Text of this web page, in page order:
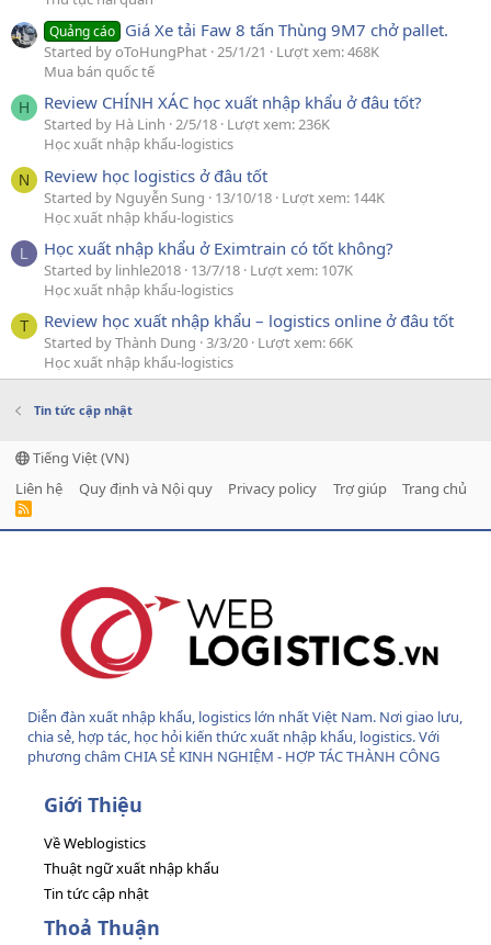
Quảng cáo Giá Xe tải Faw 8 tấn Thùng 9M7 chở pallet.
Started by oToHungPhat 25/1/21
Lượt xem: 468K
Mua bán quốc tế
H Review CHÍNH XÁC học xuất nhập khẩu ở đâu tốt?
Started by Hà Linh 2/5/18 Lượt xem: 236K
Học xuất nhập khẩu-logistics
N Review học logistics ở đâu tốt
Started by Nguyễn Sung 13/10/18 Lượt xem: 144K
Học xuất nhập khẩu-logistics
L Học xuất nhập khẩu ở Eximtrain có tốt không?
Started by linhle2018 13/7/18 Lượt xem: 107K
Học xuất nhập khẩu-logistics
T Review học xuất nhập khẩu – logistics online ở đâu tốt
Started by Thành Dung 3/3/20 Lượt xem: 66K
Học xuất nhập khẩu-logistics
Tin tức cập nhật
Tiếng Việt (VN)
Liên hệ
Quy định và Nội quy Privacy policy Trợ giúp Trang chủ
R
Diễn đàn xuất nhập khẩu, logistics lớn nhất Việt Nam. Nơi giao lưu,
chia sẻ, hợp tác, học hỏi kiến thức xuất nhập khẩu, logistics. Với
phương châm CHIA SẺ KINH NGHIỆM - HỢP TÁC THÀNH CÔNG
Giới Thiệu
Về Weblogistics
Thuật ngữ xuất nhập khẩu
Tin tức cập nhật
Thoả Thuận